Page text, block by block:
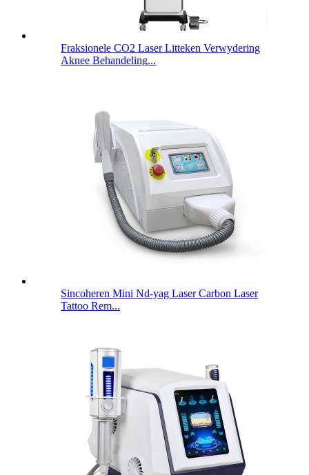
Fraksionele CO2 Laser Litteken Verwydering
Aknee Behandeling...
Sincoheren Mini Nd-yag Laser Carbon Laser
Tattoo Rem...